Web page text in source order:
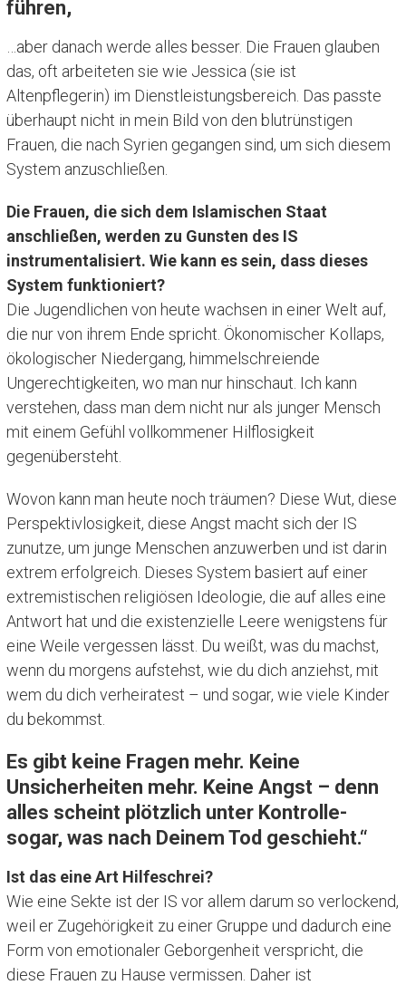
führen,
…aber danach werde alles besser. Die Frauen glauben
das, oft arbeiteten sie wie Jessica (sie ist
Altenpflegerin) im Dienstleistungsbereich. Das passte
überhaupt nicht in mein Bild von den blutrünstigen
Frauen, die nach Syrien gegangen sind, um sich diesem
System anzuschließen.
Die Frauen, die sich dem Islamischen Staat
anschließen, werden zu Gunsten des IS
instrumentalisiert. Wie kann es sein, dass dieses
System funktioniert?
Die Jugendlichen von heute wachsen in einer Welt auf,
die nur von ihrem Ende spricht. Ökonomischer Kollaps,
ökologischer Niedergang, himmelschreiende
Ungerechtigkeiten, wo man nur hinschaut. Ich kann
verstehen, dass man dem nicht nur als junger Mensch
mit einem Gefühl vollkommener Hilflosigkeit
gegenübersteht.
Wovon kann man heute noch träumen? Diese Wut, diese
Perspektivlosigkeit, diese Angst macht sich der IS
zunutze, um junge Menschen anzuwerben und ist darin
extrem erfolgreich. Dieses System basiert auf einer
extremistischen religiösen Ideologie, die auf alles eine
Antwort hat und die existenzielle Leere wenigstens für
eine Weile vergessen lässt. Du weißt, was du machst,
wenn du morgens aufstehst, wie du dich anziehst, mit
wem du dich verheiratest – und sogar, wie viele Kinder
du bekommst.
Es gibt keine Fragen mehr. Keine
Unsicherheiten mehr. Keine Angst – denn
alles scheint plötzlich unter Kontrolle-
sogar, was nach Deinem Tod geschieht.“
Ist das eine Art Hilfeschrei?
Wie eine Sekte ist der IS vor allem darum so verlockend,
weil er Zugehörigkeit zu einer Gruppe und dadurch eine
Form von emotionaler Geborgenheit verspricht, die
diese Frauen zu Hause vermissen. Daher ist